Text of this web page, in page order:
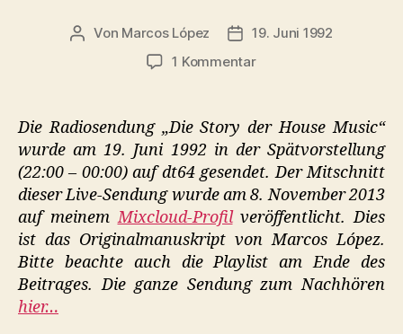
Beitragsautor
Von Marcos López Veröffentlichungsdatum
19. Juni 1992
1 Kommentarzu
Story
House
Music
Die Radiosendung „Die Story der House Music“
wurde am 19. Juni 1992 in der Spätvorstellung
(22:00 – 00:00) auf dt64 gesendet. Der Mitschnitt
dieser Live-Sendung wurde am 8. November 2013
auf meinemMixcloud-Profilveröffentlicht. Dies
ist das Originalmanuskript von Marcos López.
Bitte beachte auch die Playlist am Ende des
Beitrages. Die ganze Sendung zum Nachhören
hier…